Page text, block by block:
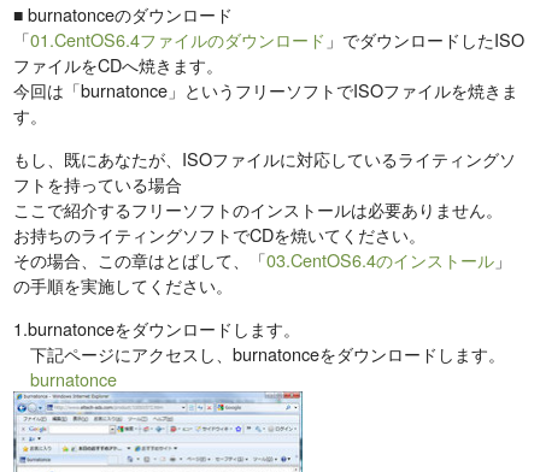
■ burnatonceのダウンロード
「01.CentOS6.4ファイルのダウンロード 」でダウンロードしたISO
ファイルをCDへ焼きます。
今回は「burnatonce」というフリーソフトでISOファイルを焼きま
す。
もし、既にあなたが、ISOファイルに対応しているライティングソ
フトを持っている場合
ここで紹介するフリーソフトのインストールは必要ありません。
お持ちのライティングソフトでCDを焼いてください。
その場合、この章はとばして、「03.CentOS6.4のインストール 」
の手順を実施してください。
1.burnatonceをダウンロードします。
下記ページにアクセスし、burnatonceをダウンロードします。
burnatonce